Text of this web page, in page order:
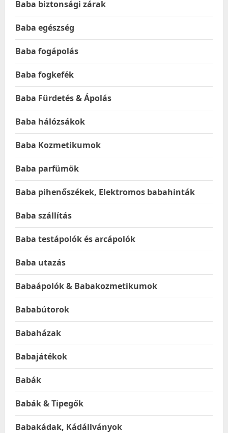
Baba biztonsági zárak
Baba egészség
Baba fogápolás
Baba fogkefék
Baba Fürdetés & Ápolás
Baba hálózsákok
Baba Kozmetikumok
Baba parfümök
Baba pihenőszékek, Elektromos babahinták
Baba szállítás
Baba testápolók és arcápolók
Baba utazás
Babaápolók & Babakozmetikumok
Bababútorok
Babaházak
Babajátékok
Babák
Babák & Tipegők
Babakádak, Kádállványok